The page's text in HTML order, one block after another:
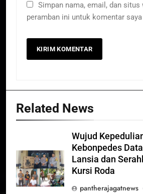
Simpan nama, email, dan situs
peramban ini untuk komentar
Related News
Wujud
Kebonpedes
Lansia dan
Kursi Roda
pantherajagatnews